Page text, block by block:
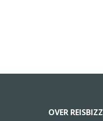
OVER REISBIZZ